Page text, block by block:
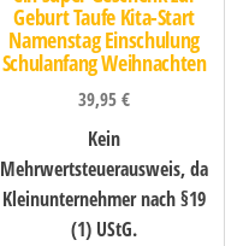
Geburt Taufe Kita-Start
Namenstag Einschulung
Schulanfang Weihnachten
39,95€
Kein
Mehrwertsteuerausweis, da
Kleinunternehmer nach §19
(1) UStG.